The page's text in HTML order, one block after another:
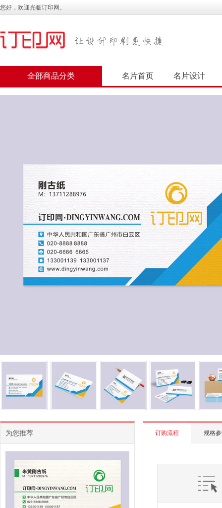
您好，欢迎光临订印网。
全部商品分类 名片首页 名片设计
为您推荐 订购流程 规格